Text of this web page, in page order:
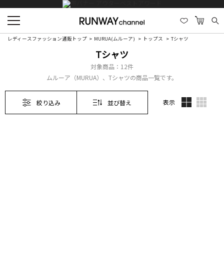
レディースファッション通販トップ MURUA(ムルーア) トップス Tシャツ
Tシャツ
対象商品： 12件
ムルーア（MURUA）、Tシャツの商品一覧です。
絞り込み 並び替え 表示